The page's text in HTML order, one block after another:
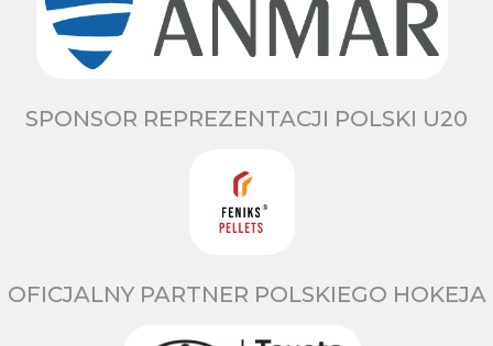
SPONSOR REPREZENTACJI POLSKI U20
OFICJALNY PARTNER POLSKIEGO HOKEJA